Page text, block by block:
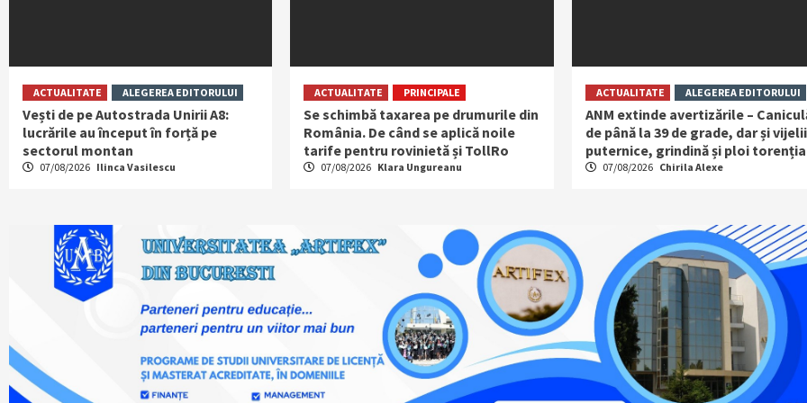
ACTUALITATE ALEGEREA EDITORULUI
Vești de pe Autostrada Unirii A8:
lucrările au început în forță pe
sectorul montan
07/08/2026 Ilinca Vasilescu
ACTUALITATE PRINCIPALE
Se schimbă taxarea pe drumurile din
România. De când se aplică noile
tarife pentru rovinietă și TollRo
07/08/2026 Klara Ungureanu
ACTUALITATE ALEGEREA EDITORULUI
ANM extinde avertizările –
de până la 39 de grade, dar și vijelii
puternice, grindină și ploi
07/08/2026 Chirila Alexe